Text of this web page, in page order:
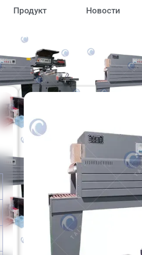
Продукт Новости